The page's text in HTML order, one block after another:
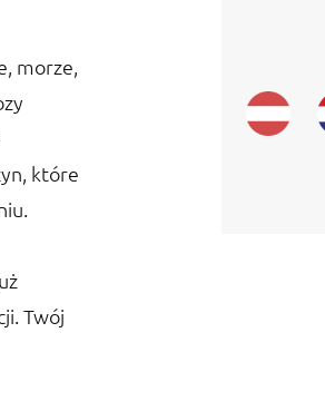
morze,
które
Twój